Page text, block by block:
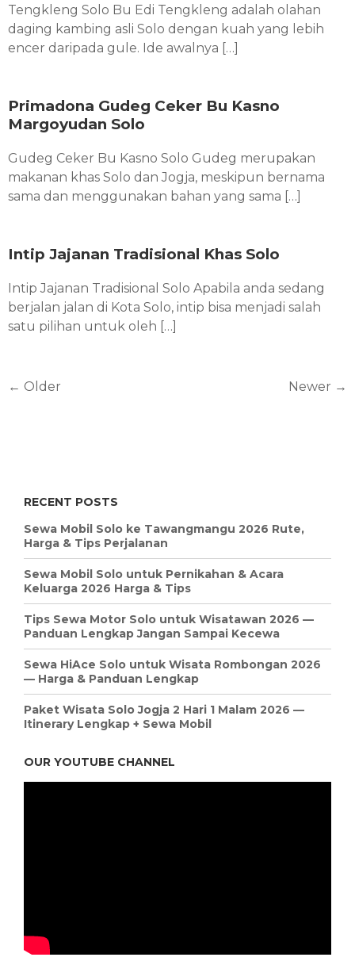
RECENT POSTS
Sewa Mobil Solo ke Tawangmangu 2026 Rute,
Harga & Tips Perjalanan
Sewa Mobil Solo untuk Pernikahan & Acara
Keluarga 2026 Harga & Tips
Tips Sewa Motor Solo untuk Wisatawan 2026 —
Panduan Lengkap Jangan Sampai Kecewa
Sewa HiAce Solo untuk Wisata Rombongan 2026
— Harga & Panduan Lengkap
Paket Wisata Solo Jogja 2 Hari 1 Malam 2026 —
Itinerary Lengkap + Sewa Mobil
Tengkleng Solo Bu Edi Tengkleng adalah olahan
daging kambing asli Solo dengan kuah yang lebih
encer daripada gule. Ide awalnya […]
Primadona Gudeg Ceker Bu Kasno
Margoyudan Solo
Gudeg Ceker Bu Kasno Solo Gudeg merupakan
makanan khas Solo dan Jogja, meskipun bernama
sama dan menggunakan bahan yang sama […]
Intip Jajanan Tradisional Khas Solo
Intip Jajanan Tradisional Solo Apabila anda sedang
berjalan jalan di Kota Solo, intip bisa menjadi salah
satu pilihan untuk oleh […]
← Older Newer →
OUR YOUTUBE CHANNEL